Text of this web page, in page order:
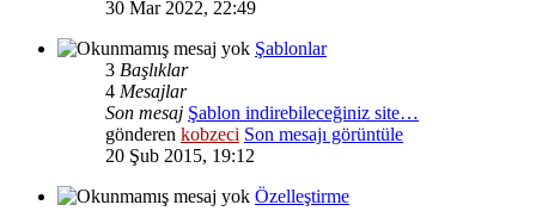
30 Mar 2022, 22:49
Şablonlar
3 Başlıklar
4 Mesajlar
Son mesaj Şablon indirebileceğiniz site…
gönderen kobzeci Son mesajı görüntüle
20 Şub 2015, 19:12
Özelleştirme